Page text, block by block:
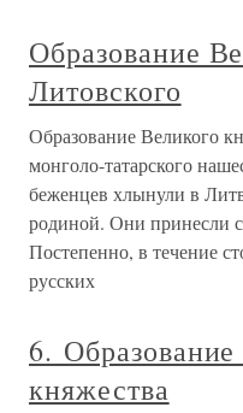
Образование
Литовского
Образование Великого
монголо-татарского
беженцев хлынули в
родиной. Они принесли
Постепенно, в течение
русских
6. Образование
княжества